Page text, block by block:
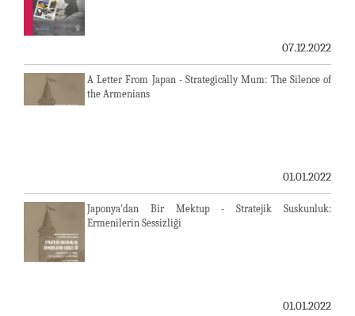
07.12.2022
A Letter From Japan - Strategically Mum: The Silence of
the Armenians
01.01.2022
Japonya'dan Bir Mektup - Stratejik Suskunluk:
Ermenilerin Sessizliği
01.01.2022